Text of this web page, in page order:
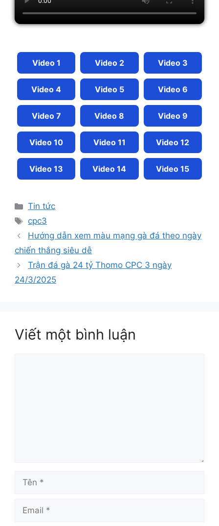
Video 1 Video 2 Video 3
Video 4 Video 5 Video 6
Video 7 Video 8 Video 9
Video 10 Video 11 Video 12
Video 13 Video 14 Video 15
Tin tức
cpc3
Hướng dẫn xem màu mạng gà đá theo ngày
chiến thắng siêu dễ
Trận đá gà 24 tỷ Thomo CPC 3 ngày
24/3/2025
Viết một bình luận